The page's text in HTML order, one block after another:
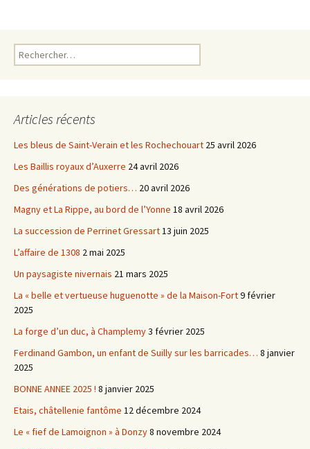
Rechercher :
Articles récents
Les bleus de Saint-Verain et les Rochechouart 25 avril 2026
Les Baillis royaux d’Auxerre 24 avril 2026
Des générations de potiers… 20 avril 2026
Magny et La Rippe, au bord de l’Yonne 18 avril 2026
La succession de Perrinet Gressart13 juin 2025
L’affaire de 1308 2 mai 2025
Un paysagiste nivernais 21 mars 2025
La « belle et vertueuse huguenotte » de la Maison-Fort9 février
2025
La forge d’un duc, à Champlemy3 février 2025
Ferdinand Gambon, un enfant de Suilly sur les barricades… 8 janvier
2025
BONNE ANNEE 2025 ! 8 janvier 2025
Etais, châtellenie fantôme 12 décembre 2024
Le « fief de Lamoignon » à Donzy8 novembre 2024